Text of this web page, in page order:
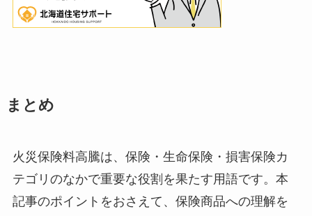
まとめ
火災保険料高騰は、保険・生命保険・損害保険カ
テゴリのなかで重要な役割を果たす用語です。本
記事のポイントをおさえて、保険商品への理解を